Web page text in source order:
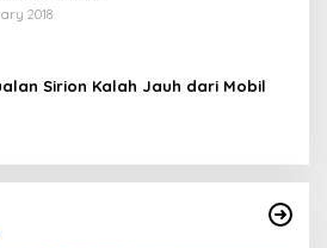
2018
Sirion Kalah Jauh dari Mobil